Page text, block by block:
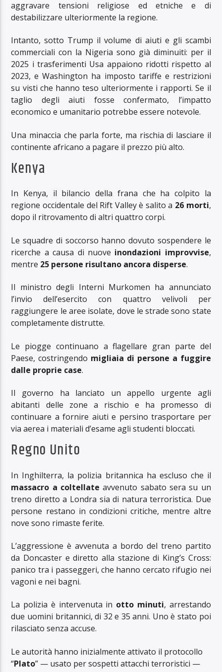
aggravare tensioni religiose ed etniche e di
destabilizzare ulteriormente la regione.
Intanto, sotto Trump il volume di aiuti e gli scambi
commerciali con la Nigeria sono già diminuiti: per il
2025 i trasferimenti Usa appaiono ridotti rispetto al
2023, e Washington ha imposto tariffe e restrizioni
su visti che hanno teso ulteriormente i rapporti. Se il
taglio degli aiuti fosse confermato, l’impatto
economico e umanitario potrebbe essere notevole.
Una minaccia che parla forte, ma rischia di lasciare il
continente africano a pagare il prezzo più alto.
Kenya
In Kenya, il bilancio della frana che ha colpito la
regione occidentale del Rift Valley è salito a 26 morti,
dopo il ritrovamento di altri quattro corpi.
Le squadre di soccorso hanno dovuto sospendere le
ricerche a causa di nuove inondazioni improvvise,
mentre 25 persone risultano ancora disperse.
Il ministro degli Interni Murkomen ha annunciato
l’invio dell’esercito con quattro velivoli per
raggiungere le aree isolate, dove le strade sono state
completamente distrutte.
Le piogge continuano a flagellare gran parte del
Paese, costringendo migliaia di persone a fuggire
dalle proprie case.
Il governo ha lanciato un appello urgente agli
abitanti delle zone a rischio e ha promesso di
continuare a fornire aiuti e persino trasportare per
via aerea i materiali d’esame agli studenti bloccati.
Regno Unito
In Inghilterra, la polizia britannica ha escluso che il
massacro a coltellate avvenuto sabato sera su un
treno diretto a Londra sia di natura terroristica. Due
persone restano in condizioni critiche, mentre altre
nove sono rimaste ferite.
L’aggressione è avvenuta a bordo del treno partito
da Doncaster e diretto alla stazione di King’s Cross:
panico tra i passeggeri, che hanno cercato rifugio nei
vagoni e nei bagni.
La polizia è intervenuta in otto minuti, arrestando
due uomini britannici, di 32 e 35 anni. Uno è stato poi
rilasciato senza accuse.
Le autorità hanno inizialmente attivato il protocollo
“Plato” — usato per sospetti attacchi terroristici —